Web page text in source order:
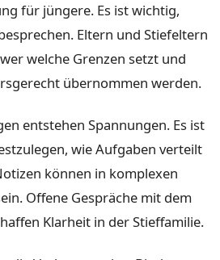
für jüngere. Es ist wichtig,
Eltern und Stiefeltern
welche Grenzen setzt und
übernommen werden.
entstehen Spannungen. Es ist
wie Aufgaben verteilt
können in komplexen
Offene Gespräche mit dem
Klarheit in der Stieffamilie.